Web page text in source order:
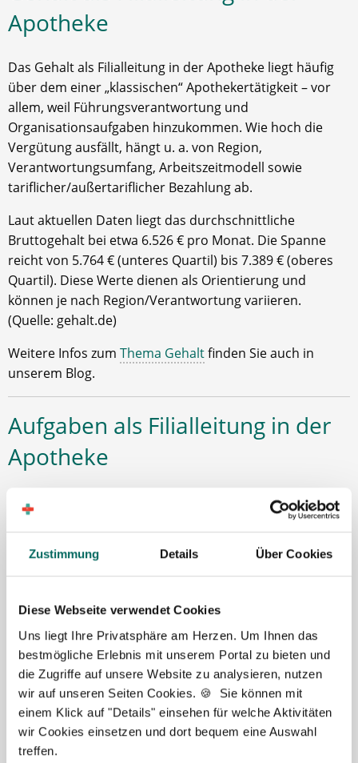
Zustimmung Details Über Cookies
Diese Webseite verwendet Cookies
Uns liegt Ihre Privatsphäre am Herzen. Um Ihnen das
bestmögliche Erlebnis mit unserem Portal zu bieten und
die Zugriffe auf unsere Website zu analysieren, nutzen
wir auf unseren Seiten Cookies. 🍪 Sie können mit
einem Klick auf "Details" einsehen für welche Aktivitäten
wir Cookies einsetzen und dort bequem eine Auswahl
treffen.
Apotheke
Das Gehalt als Filialleitung in der Apotheke liegt häufig
über dem einer „klassischen“ Apothekertätigkeit – vor
allem, weil Führungsverantwortung und
Organisationsaufgaben hinzukommen. Wie hoch die
Vergütung ausfällt, hängt u. a. von Region,
Verantwortungsumfang, Arbeitszeitmodell sowie
tariflicher/außertariflicher Bezahlung ab.
Laut aktuellen Daten liegt das durchschnittliche
Bruttogehalt bei etwa 6.526 € pro Monat. Die Spanne
reicht von 5.764 € (unteres Quartil) bis 7.389 € (oberes
Quartil). Diese Werte dienen als Orientierung und
können je nach Region/Verantwortung variieren.
(Quelle: gehalt.de)
Weitere Infos zum Thema Gehaltfinden Sie auch in
unserem Blog.
Aufgaben als Filialleitung in der
Apotheke
In Filialapotheken trägt die Filialleitung Verantwortung
für den laufenden Betrieb – in Abstimmung mit dem/der
hängt vom jeweiligen Apothekenmodell und der
internen Aufgabenverteilung ab. Typischerweise
kommen zu den pharmazeutischen Tätigkeiten diese
Team & Personal: Einarbeitung, Organisation,
Kommunikation, ggf. Mitwirkung bei
Auswahl/Entwicklung
Organisation & Abläufe: Dienstplanung,
Prozesssteuerung, Qualität im Tagesgeschäft
Waren & Bestand: Warenwirtschaft, Lagerprozesse,